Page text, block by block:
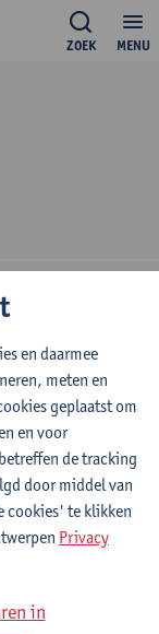
MENU
ZOEK
2025
en daarmee
meten en
geplaatst om
en voor
de tracking
door middel van
cookies' te klikken
Privacy
in